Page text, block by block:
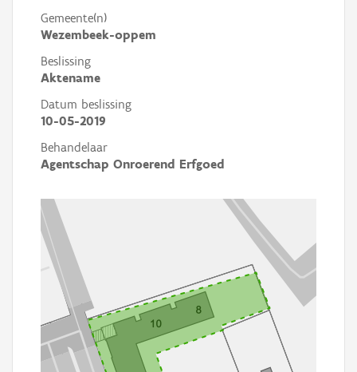
Gemeente(n)
Wezembeek-oppem
Beslissing
Aktename
Datum beslissing
10-05-2019
Behandelaar
Agentschap Onroerend Erfgoed